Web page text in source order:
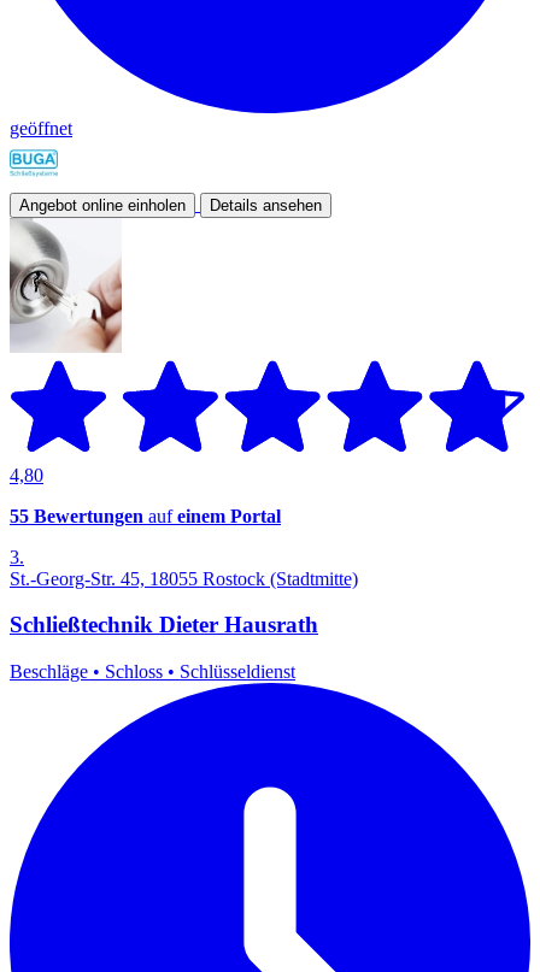
geöffnet
Angebot online einholen Details ansehen
4,80
55 Bewertungen aufeinem Portal
3.
St.-Georg-Str. 45, 18055 Rostock (Stadtmitte)
Schließtechnik Dieter Hausrath
Beschläge • Schloss • Schlüsseldienst